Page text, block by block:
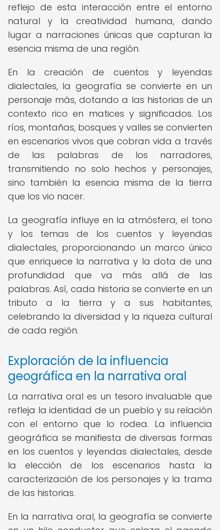
reflejo de esta interacción entre el entorno
natural y la creatividad humana, dando
lugar a narraciones únicas que capturan la
esencia misma de una región.
En la creación de cuentos y leyendas
dialectales, la geografía se convierte en un
personaje más, dotando a las historias de un
contexto rico en matices y significados. Los
ríos, montañas, bosques y valles se convierten
en escenarios vivos que cobran vida a través
de las palabras de los narradores,
transmitiendo no solo hechos y personajes,
sino también la esencia misma de la tierra
que los vio nacer.
La geografía influye en la atmósfera, el tono
y los temas de los cuentos y leyendas
dialectales, proporcionando un marco único
que enriquece la narrativa y la dota de una
profundidad que va más allá de las
palabras. Así, cada historia se convierte en un
tributo a la tierra y a sus habitantes,
celebrando la diversidad y la riqueza cultural
de cada región.
Exploración de la influencia
geográfica en la narrativa oral
La narrativa oral es un tesoro invaluable que
refleja la identidad de un pueblo y su relación
con el entorno que lo rodea. La influencia
geográfica se manifiesta de diversas formas
en los cuentos y leyendas dialectales, desde
la elección de los escenarios hasta la
caracterización de los personajes y la trama
de las historias.
En la narrativa oral, la geografía se convierte